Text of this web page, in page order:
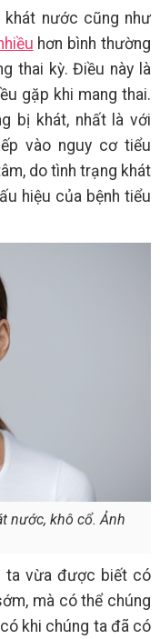
khát nước cũng như
hơn bình thường
thai kỳ. Điều này là
gặp khi mang thai.
bị khát, nhất là với
vào nguy cơ tiểu
do tình trạng khát
hiệu của bệnh tiểu
nước, khô cổ. Ảnh
ta vừa được biết có
mà có thể chúng
khi chúng ta đã có